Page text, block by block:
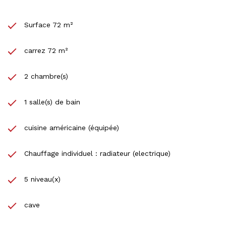
Surface 72 m²
carrez 72 m²
2 chambre(s)
1 salle(s) de bain
cuisine américaine (équipée)
Chauffage individuel : radiateur (electrique)
5 niveau(x)
cave